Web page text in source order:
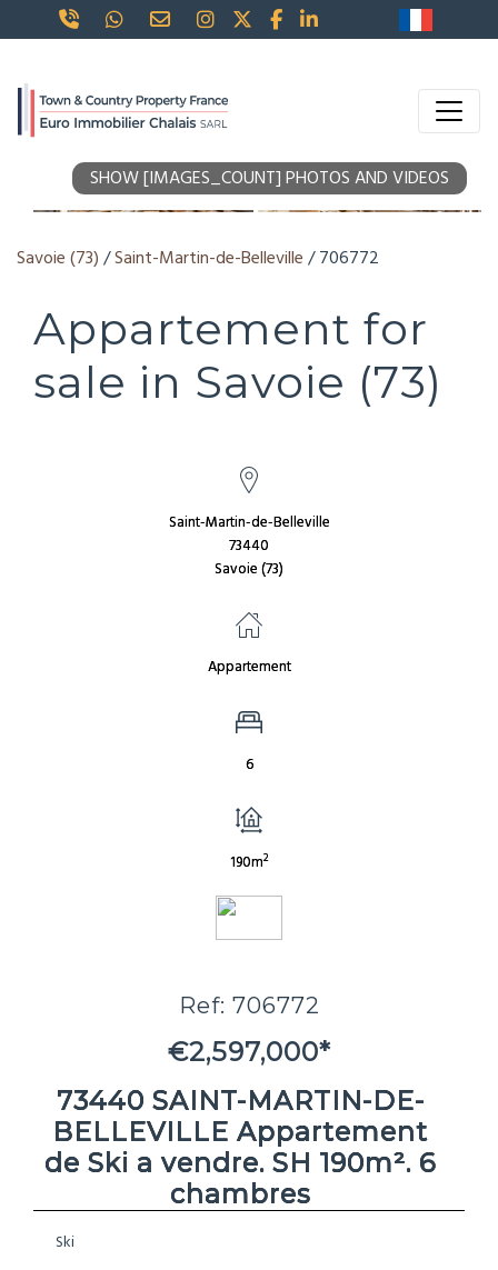
SHOW [IMAGES_COUNT] PHOTOS AND VIDEOS
Savoie (73)/Saint-Martin-de-Belleville/ 706772
Appartement for
sale in Savoie (73)
Saint-Martin-de-Belleville
73440
Savoie (73)
Appartement
6
190m2
Ref: 706772
€2,597,000*
73440 SAINT-MARTIN-DE-
BELLEVILLE Appartement
de Ski a vendre. SH 190m². 6
chambres
Ski